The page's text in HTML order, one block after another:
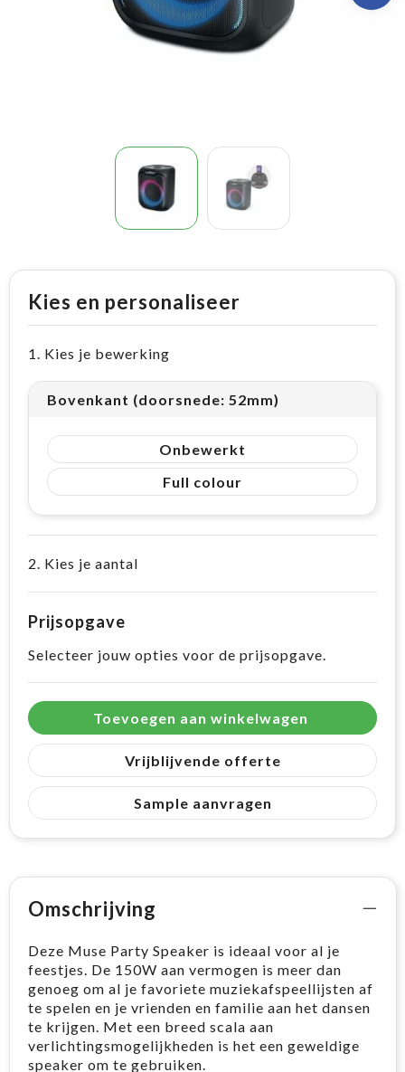
Kies en personaliseer
1. Kies je bewerking
Bovenkant (doorsnede: 52mm)
Onbewerkt
Full colour
2. Kies je aantal
Prijsopgave
Selecteer jouw opties voor de prijsopgave.
Toevoegen aan winkelwagen
Vrijblijvende offerte
Sample aanvragen
Omschrijving
Deze Muse Party Speaker is ideaal voor al je
feestjes. De 150W aan vermogen is meer dan
genoeg om al je favoriete muziekafspeellijsten af
te spelen en je vrienden en familie aan het dansen
te krijgen. Met een breed scala aan
verlichtingsmogelijkheden is het een geweldige
speaker om te gebruiken.